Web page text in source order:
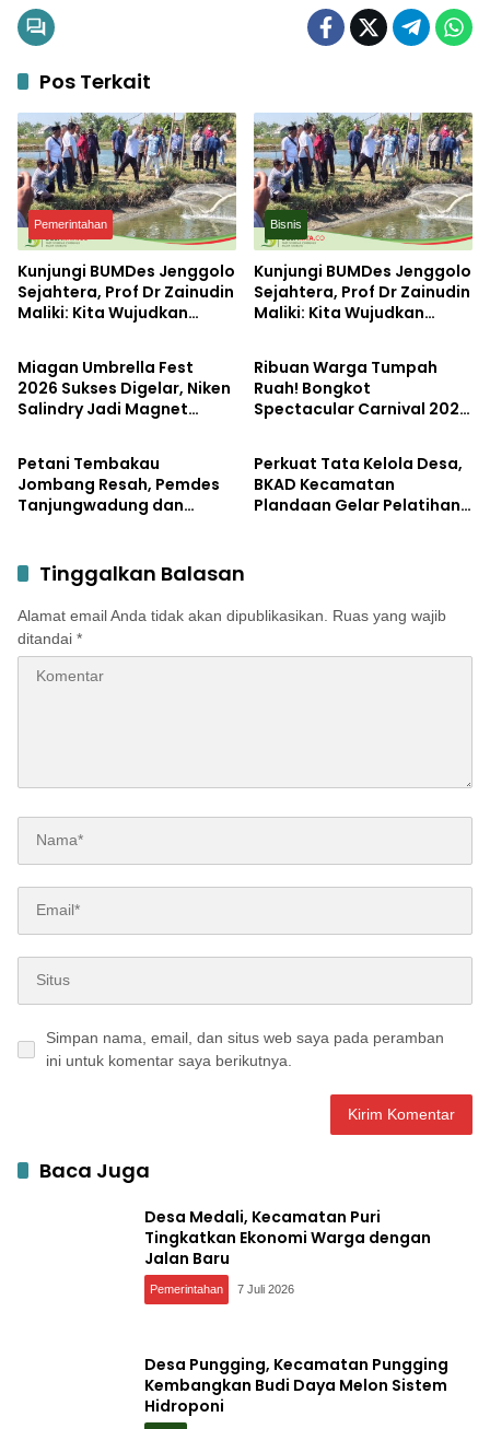
Pos Terkait
Pemerintahan
Kunjungi BUMDes Jenggolo
Sejahtera, Prof Dr Zainudin
Maliki: Kita Wujudkan
Bisnis
Kunjungi BUMDes Jenggolo
Sejahtera, Prof Dr Zainudin
Maliki: Kita Wujudkan
Pemerintahan
Miagan Umbrella Fest
2026 Sukses Digelar, Niken
Salindry Jadi Magnet
Pemerintahan
Ribuan Warga Tumpah
Ruah! Bongkot
Spectacular Carnival 2026
Pemerintahan
Petani Tembakau
Jombang Resah, Pemdes
Tanjungwadung dan
Pemerintahan
Perkuat Tata Kelola Desa,
BKAD Kecamatan
Plandaan Gelar Pelatihan
Tinggalkan Balasan
Alamat email Anda tidak akan dipublikasikan.
Ruas yang wajib
ditandai *
Simpan nama, email, dan situs web saya pada peramban
ini untuk komentar saya berikutnya.
Baca Juga
Desa Medali, Kecamatan Puri
Tingkatkan Ekonomi Warga dengan
Jalan Baru
Pemerintahan 7 Juli 2026
Desa Pungging, Kecamatan Pungging
Kembangkan Budi Daya Melon Sistem
Hidroponi